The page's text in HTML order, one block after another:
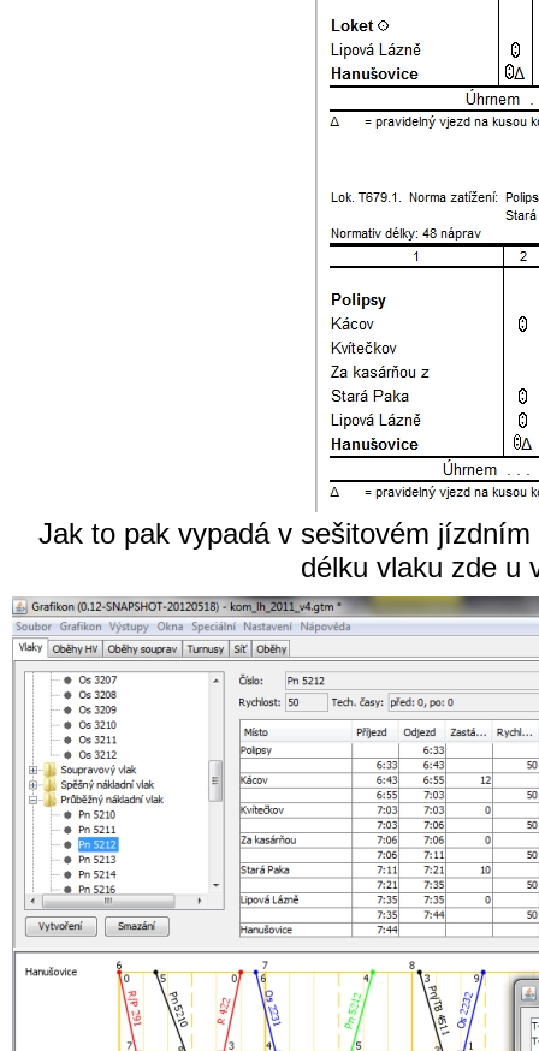
Jak to pak vypadá v sešitovém
délku vlaku zde u